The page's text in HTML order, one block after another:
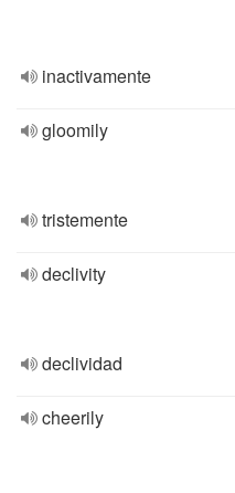
inactivamente
gloomily
tristemente
declivity
declividad
cheerily